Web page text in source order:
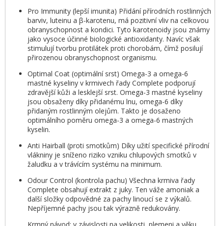
Pro Immunity (lepší imunita) Přidání přírodních rostlinných
barviv, luteinu a β-karotenu, má pozitivní vliv na celkovou
obranyschopnost a kondici. Tyto karotenoidy jsou známy
jako vysoce účinné biologické antioxidanty. Navíc však
stimulují tvorbu protilátek proti chorobám, čímž posilují
přirozenou obranyschopnost organismu.
Optimal Coat (optimální srst) Omega-3 a omega-6
mastné kyseliny v krmivech řady Complete podporují
zdravější kůži a lesklejší srst. Omega-3 mastné kyseliny
jsou obsaženy díky přidanému lnu, omega-6 díky
přidaným rostlinným olejům. Takto je dosaženo
optimálního poměru omega-3 a omega-6 mastných
kyselin.
Anti Hairball (proti smotkům) Díky užití specifické přírodní
vlákniny je sníženo riziko vzniku chlupových smotků v
žaludku a v trávícím systému na minimum.
Odour Control (kontrola pachu) Všechna krmiva řady
Complete obsahují extrakt z juky. Ten váže amoniak a
další složky odpovědné za pachy linoucí se z výkalů.
Nepříjemné pachy jsou tak výrazně redukovány.